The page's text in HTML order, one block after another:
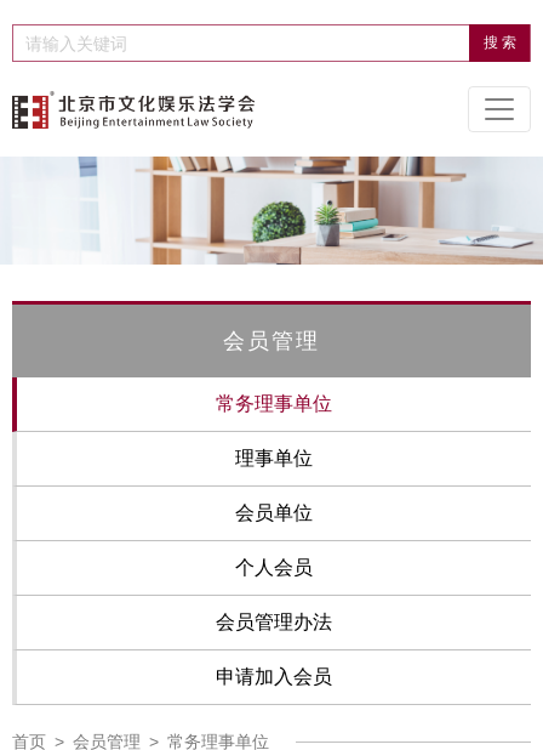
会员管理
常务理事单位
理事单位
会员单位
个人会员
会员管理办法
申请加入会员
首页 > 会员管理 > 常务理事单位